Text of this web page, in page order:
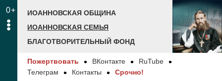
0+
ИОАННОВСКАЯ ОБЩИНА
ИОАННОВСКАЯ СЕМЬЯ
БЛАГОТВОРИТЕЛЬНЫЙ ФОНД
Пожертвовать ВКонтакте
RuTube
Телеграм
Контакты Срочно!